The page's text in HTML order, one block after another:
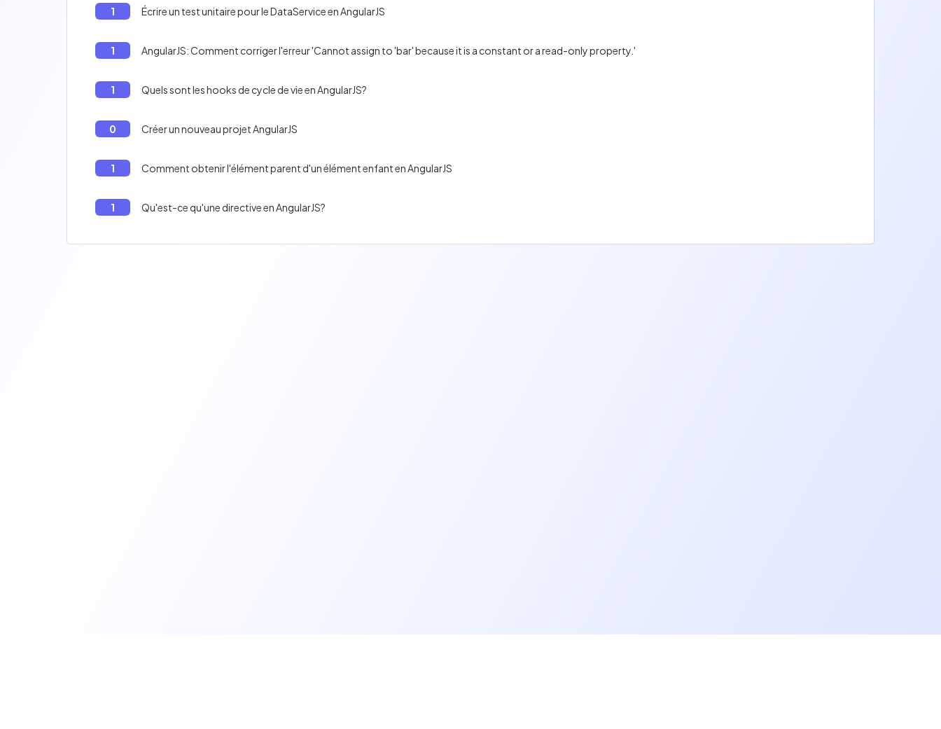
1 Écrire un test unitaire pour le DataService en AngularJS
1 AngularJS: Comment corriger l'erreur 'Cannot assign to 'bar' because it is a constant or a read-only property.'
1 Quels sont les hooks de cycle de vie en AngularJS?
0 Créer un nouveau projet AngularJS
1 Comment obtenir l'élément parent d'un élément enfant en AngularJS
1 Qu'est-ce qu'une directive en AngularJS?